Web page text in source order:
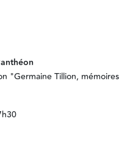
"Germaine Tillion, mémoires